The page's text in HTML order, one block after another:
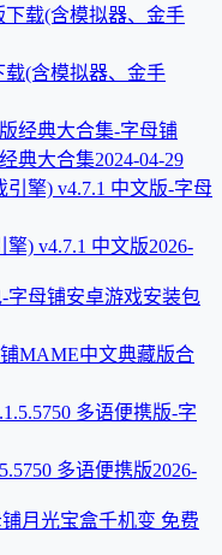
载(含模拟器、金手
典大合集2024-04-29
擎) v4.7.1 中文版2026-
安卓游戏安装包
MAME中文典藏版合
多语便携版2026-
月光宝盒千机变 免费